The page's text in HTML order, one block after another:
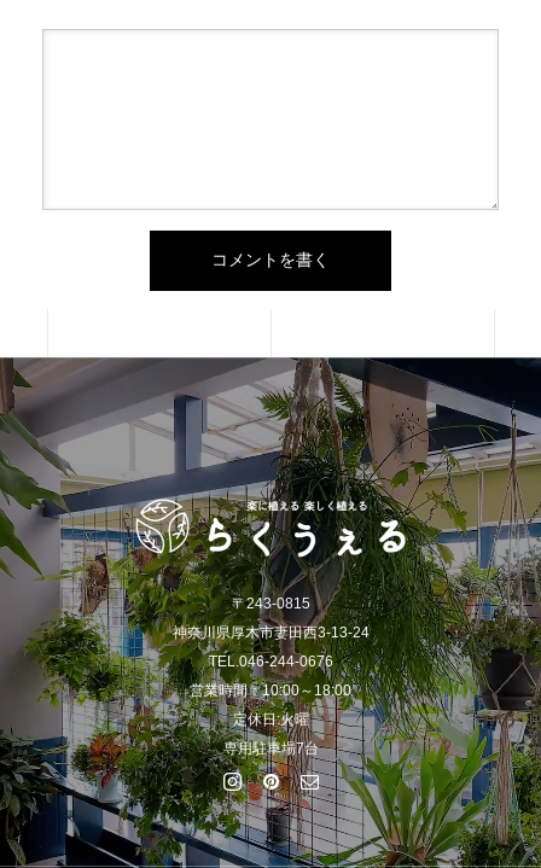
〒243-0815
神奈川県厚木市妻田西3-13-24
TEL.046-244-0676
営業時間：10:00～18:00
定休日:火曜
専用駐車場7台